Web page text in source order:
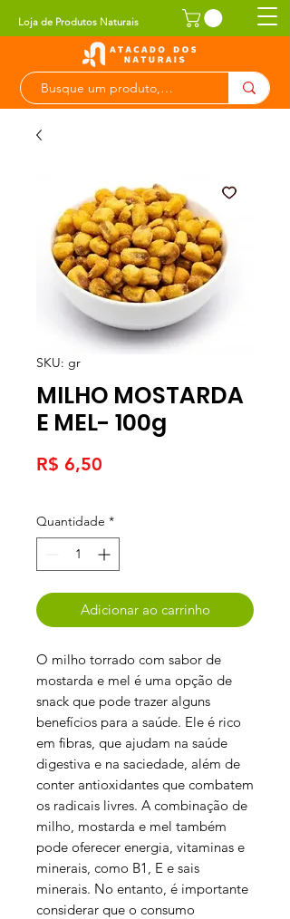
Loja de Produtos Naturais
SKU: gr
MILHO MOSTARDA
E MEL- 100g
R$ 6,50
Quantidade *
Adicionar ao carrinho
O milho torrado com sabor de
mostarda e mel é uma opção de
snack que pode trazer alguns
benefícios para a saúde. Ele é rico
em fibras, que ajudam na saúde
digestiva e na saciedade, além de
conter antioxidantes que combatem
os radicais livres. A combinação de
milho, mostarda e mel também
pode oferecer energia, vitaminas e
minerais, como B1, E e sais
minerais. No entanto, é importante
considerar que o consumo